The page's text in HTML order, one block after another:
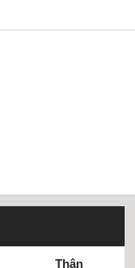
Thân